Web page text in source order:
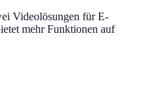
Videolösungen für E-
mehr Funktionen auf